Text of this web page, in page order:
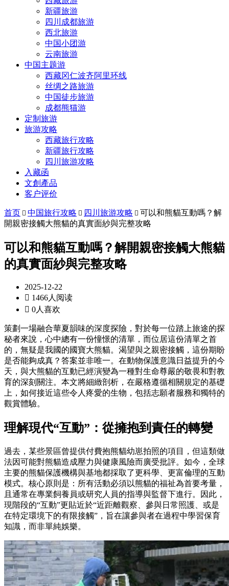
新疆旅游
四川成都旅游
西北旅游
中国小团游
云南旅游
中国主题游
西藏冈仁波齐阿里环线
丝绸之路旅游
中国徒步旅游
成都熊猫游
定制旅游
旅游攻略
西藏旅行攻略
新疆旅行攻略
四川旅游攻略
入藏函
文創產品
客户评价
首页  中国旅行攻略  四川旅游攻略  可以和熊貓互動嗎？解
開親密接觸大熊貓的真實面紗與完整攻略
可以和熊貓互動嗎？解開親密接觸大熊貓
的真實面紗與完整攻略
2025-12-22
 1466人阅读
 0人喜欢
策劃一場融合華夏韻味的深度探險，對於每一位踏上旅途的探
秘者來說，心中總有一份憧憬的清單，而位居這份清單之首
的，無疑是我國的國寶大熊貓。渴望與之親密接觸，這份期盼
是否能夠成真？答案並非唯一。在動物保護意識日益提升的今
天，與大熊貓的互動已經演變為一種對生命尊嚴的敬畏和對教
育的深刻關注。本文將細緻剖析，在嚴格遵循相關規定的基礎
上，如何接近這些令人疼愛的生物，包括志願者服務和獨特的
觀賞體驗。
理解現代“互動”：從擁抱到責任的轉變
過去，某些景區曾提供付費抱熊貓幼崽拍照的項目，但這類做
法因可能對熊貓造成壓力與健康風險而廣受批評。如今，全球
主要的熊貓保護機構與基地都採取了更科學、更富倫理的互動
模式。核心原則是：所有活動必須以熊貓的福祉為首要考量，
且通常在專業飼養員或研究人員的指導與監督下進行。因此，
現階段的“互動”更貼近於“近距離觀察、參與日常照護、或是
在特定環境下的有限接觸”，旨在讓參與者在過程中學習保育
知識，而非單純娛樂。